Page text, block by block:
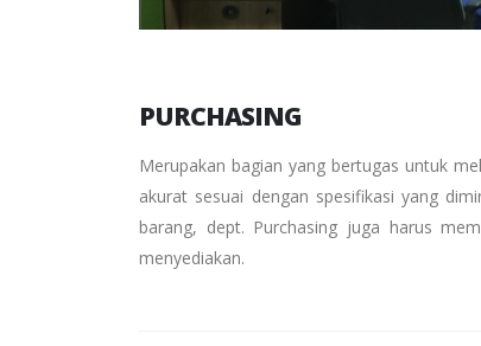
PURCHASING
Merupakan bagian yang bertugas untuk
akurat sesuai dengan spesifikasi yang
barang, dept. Purchasing juga harus
menyediakan.